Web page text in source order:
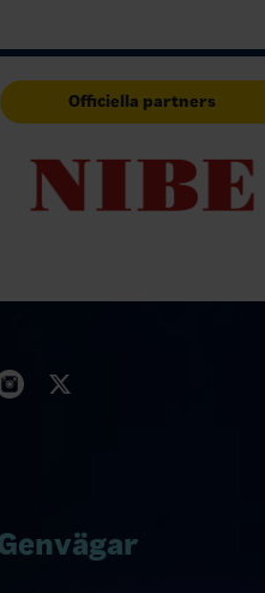
Officiella partners